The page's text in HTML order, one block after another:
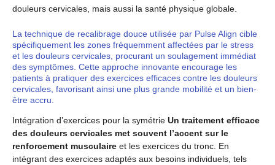
douleurs cervicales, mais aussi la santé physique globale.
La technique de recalibrage douce utilisée par Pulse Align cible
spécifiquement les zones fréquemment affectées par le stress
et les douleurs cervicales, procurant un soulagement immédiat
des symptômes. Cette approche innovante encourage les
patients à pratiquer des exercices efficaces contre les douleurs
cervicales, favorisant ainsi une plus grande mobilité et un bien-
être accru.
Intégration d’exercices pour la symétrie Un traitement efficace
des douleurs cervicales met souvent l’accent sur le
renforcement musculaire et les exercices du tronc. En
intégrant des exercices adaptés aux besoins individuels, tels